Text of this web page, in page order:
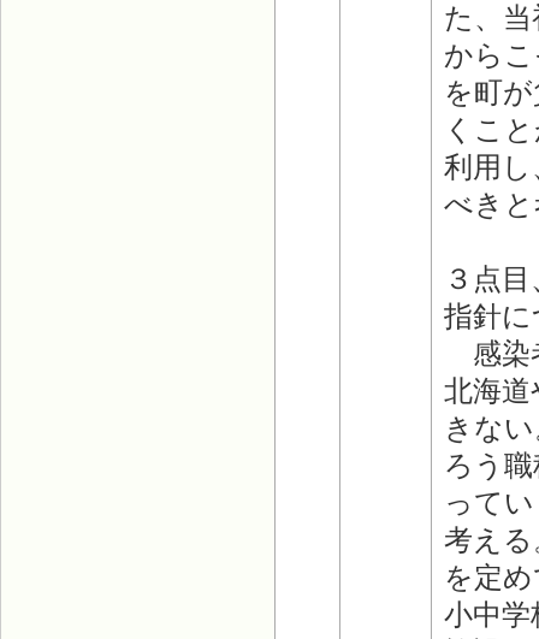
た、
から
を町
くこ
利用
べき
３点
指針
感染
北海
きな
ろう
って
考え
を定
小中